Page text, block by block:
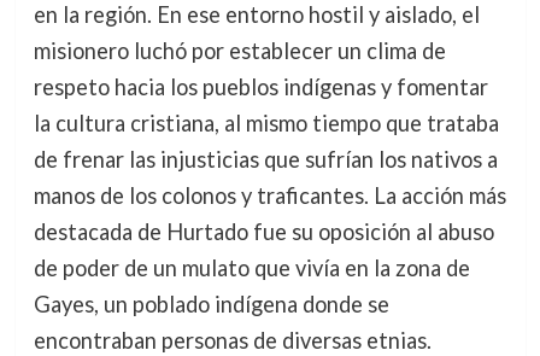
en la región. En ese entorno hostil y aislado, el
misionero luchó por establecer un clima de
respeto hacia los pueblos indígenas y fomentar
la cultura cristiana, al mismo tiempo que trataba
de frenar las injusticias que sufrían los nativos a
manos de los colonos y traficantes. La acción más
destacada de Hurtado fue su oposición al abuso
de poder de un mulato que vivía en la zona de
Gayes, un poblado indígena donde se
encontraban personas de diversas etnias.